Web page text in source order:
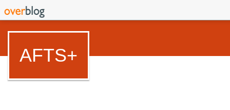
AFTS+